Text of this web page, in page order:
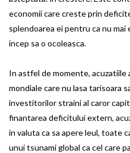
economii care creste prin
splendoarea ei pentru ca nu
incep sa o ocoleasca.
In astfel de momente,
mondiale care nu lasa tarisoara
investitorilor straini al caror
finantarea deficitului extern,
in valuta ca sa apere leul, toate
unui tsunami global ca cel care